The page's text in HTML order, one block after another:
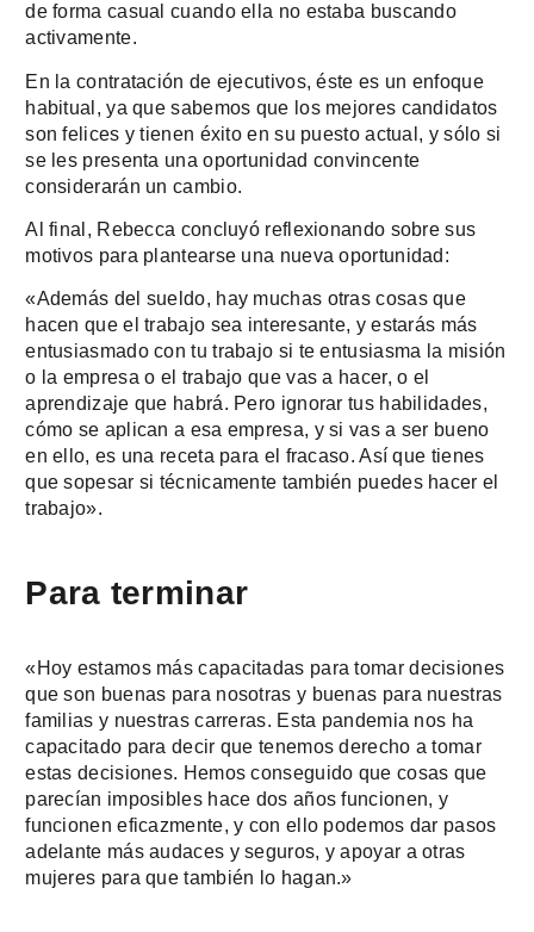
de forma casual cuando ella no estaba buscando
activamente.
En la contratación de ejecutivos, éste es un enfoque
habitual, ya que sabemos que los mejores candidatos
son felices y tienen éxito en su puesto actual, y sólo si
se les presenta una oportunidad convincente
considerarán un cambio.
Al final, Rebecca concluyó reflexionando sobre sus
motivos para plantearse una nueva oportunidad:
«Además del sueldo, hay muchas otras cosas que
hacen que el trabajo sea interesante, y estarás más
entusiasmado con tu trabajo si te entusiasma la misión
o la empresa o el trabajo que vas a hacer, o el
aprendizaje que habrá. Pero ignorar tus habilidades,
cómo se aplican a esa empresa, y si vas a ser bueno
en ello, es una receta para el fracaso. Así que tienes
que sopesar si técnicamente también puedes hacer el
trabajo».
Para terminar
«Hoy estamos más capacitadas para tomar decisiones
que son buenas para nosotras y buenas para nuestras
familias y nuestras carreras. Esta pandemia nos ha
capacitado para decir que tenemos derecho a tomar
estas decisiones. Hemos conseguido que cosas que
parecían imposibles hace dos años funcionen, y
funcionen eficazmente, y con ello podemos dar pasos
adelante más audaces y seguros, y apoyar a otras
mujeres para que también lo hagan.»